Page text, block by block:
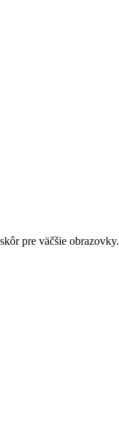
pre väčšie obrazovky.